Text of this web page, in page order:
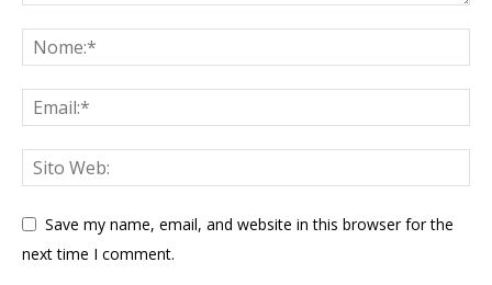
Save my name, email, and website in this browser for the
next time I comment.